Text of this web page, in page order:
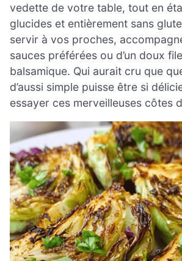
vedette de votre table, tout en
glucides et entièrement sans
servir à vos proches,
sauces préférées ou d’un doux
balsamique. Qui aurait cru que
d’aussi simple puisse être si
essayer ces merveilleuses côtes